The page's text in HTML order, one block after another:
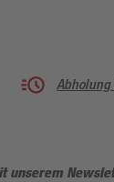
unserem